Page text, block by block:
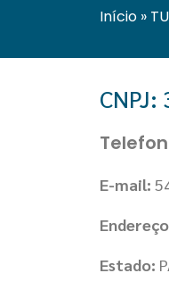
Início »
E-mail:
Estado: